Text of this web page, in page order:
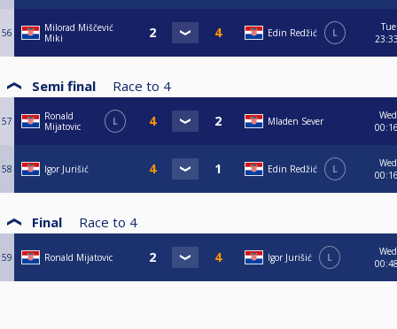
56
Milorad Miščević
Miki
Edin Redžić L
Tue
Semi final Race to 4
57
Ronald
Mijatovic
L Mladen Sever
Wed
58 Igor Jurišić Edin Redžić L
Wed
Final Race to 4
59 Ronald Mijatovic Igor Jurišić L
Wed